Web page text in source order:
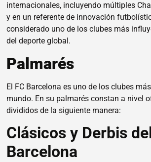
internacionales, incluyendo múltiples
y en un referente de innovación
considerado uno de los clubes más
del deporte global.
Palmarés
El FC Barcelona es uno de los clubes
mundo. En su palmarés constan a nivel
divididos de la siguiente manera:
Clásicos y Derbis
Barcelona